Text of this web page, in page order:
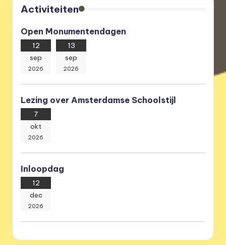
Activiteiten
Open Monumentendagen
12
sep
2026
13
sep
2026
Lezing over Amsterdamse Schoolstijl
7
okt
2026
Inloopdag
12
dec
2026